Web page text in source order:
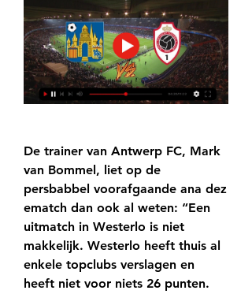
De trainer van Antwerp FC, Mark
van Bommel, liet op de
persbabbel voorafgaande ana dez
ematch dan ook al weten: “Een
uitmatch in Westerlo is niet
makkelijk. Westerlo heeft thuis al
enkele topclubs verslagen en
heeft niet voor niets 26 punten.